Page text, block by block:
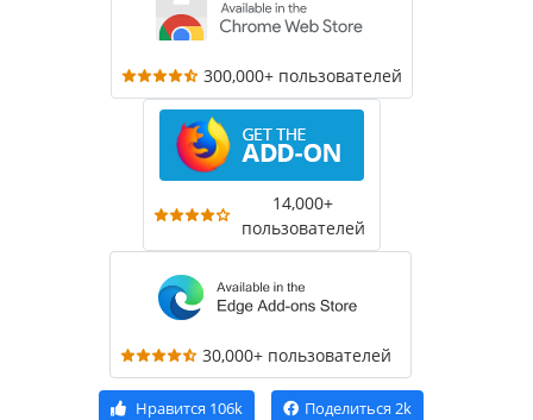
300,000+ пользователей
14,000+
пользователей
30,000+ пользователей
Нравится 106k Поделиться 2k